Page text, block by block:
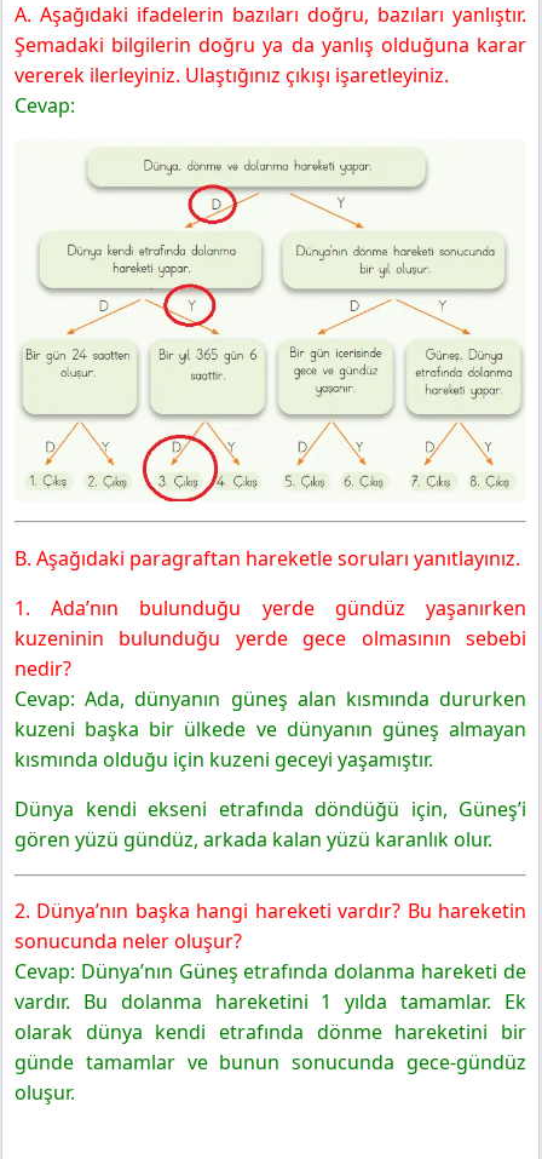
A. Aşağıdaki ifadelerin bazıları doğru, bazıları yanlıştır.
Şemadaki bilgilerin doğru ya da yanlış olduğuna karar
vererek ilerleyiniz. Ulaştığınız çıkışı işaretleyiniz.
Cevap:
B. Aşağıdaki paragraftan hareketle soruları yanıtlayınız.
1. Ada’nın bulunduğu yerde gündüz yaşanırken
kuzeninin bulunduğu yerde gece olmasının sebebi
nedir?
Cevap: Ada, dünyanın güneş alan kısmında dururken
kuzeni başka bir ülkede ve dünyanın güneş almayan
kısmında olduğu için kuzeni geceyi yaşamıştır.
Dünya kendi ekseni etrafında döndüğü için, Güneş’i
gören yüzü gündüz, arkada kalan yüzü karanlık olur.
2. Dünya’nın başka hangi hareketi vardır? Bu hareketin
sonucunda neler oluşur?
Cevap: Dünya’nın Güneş etrafında dolanma hareketi de
vardır. Bu dolanma hareketini 1 yılda tamamlar. Ek
olarak dünya kendi etrafında dönme hareketini bir
günde tamamlar ve bunun sonucunda gece-gündüz
oluşur.